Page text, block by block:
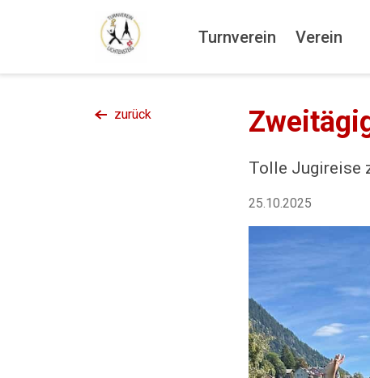
Turnverein Verein
zurück
Tolle Jugireise
25.10.2025